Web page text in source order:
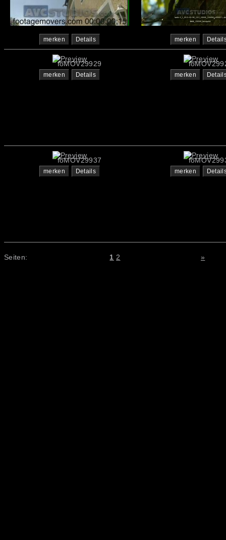
merken Details merken
foMOV29929
merken Details merken
foMOV29937
merken Details merken
Seiten: 1 2 »